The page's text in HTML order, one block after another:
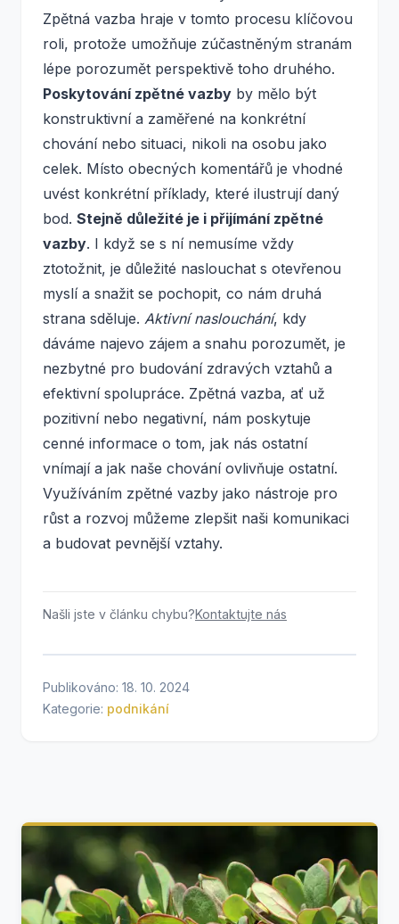
Zpětná vazba hraje v tomto procesu klíčovou
roli, protože umožňuje zúčastněným stranám
lépe porozumět perspektivě toho druhého.
Poskytování zpětné vazby by mělo být
konstruktivní a zaměřené na konkrétní
chování nebo situaci, nikoli na osobu jako
celek. Místo obecných komentářů je vhodné
uvést konkrétní příklady, které ilustrují daný
bod. Stejně důležité je i přijímání zpětné
vazby. I když se s ní nemusíme vždy
ztotožnit, je důležité naslouchat s otevřenou
myslí a snažit se pochopit, co nám druhá
strana sděluje. Aktivní naslouchání, kdy
dáváme najevo zájem a snahu porozumět, je
nezbytné pro budování zdravých vztahů a
efektivní spolupráce. Zpětná vazba, ať už
pozitivní nebo negativní, nám poskytuje
cenné informace o tom, jak nás ostatní
vnímají a jak naše chování ovlivňuje ostatní.
Využíváním zpětné vazby jako nástroje pro
růst a rozvoj můžeme zlepšit naši komunikaci
a budovat pevnější vztahy.
Našli jste v článku chybu?Kontaktujte nás
Publikováno: 18. 10. 2024
Kategorie: podnikání